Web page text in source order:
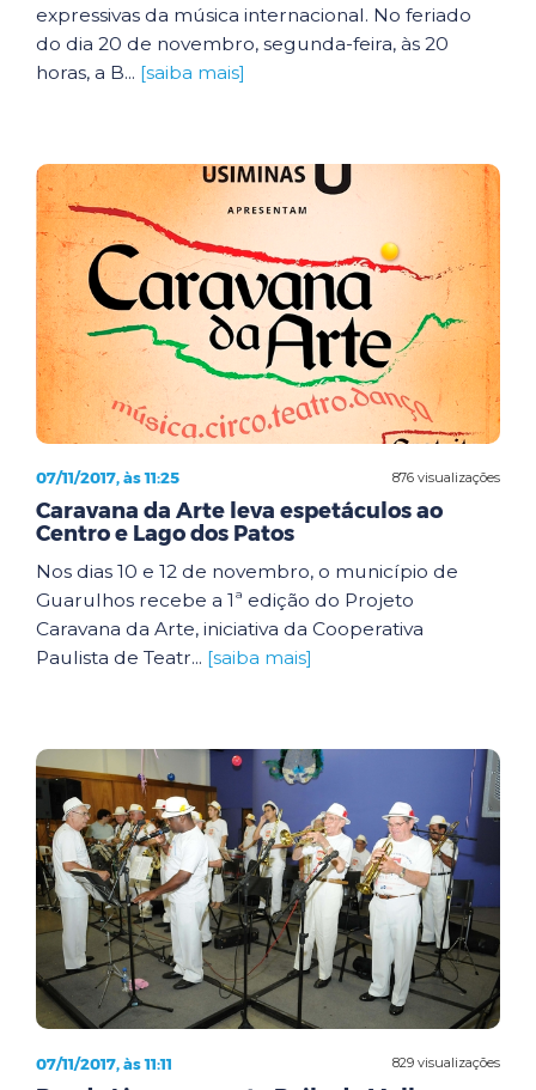
expressivas da música internacional. No feriado
do dia 20 de novembro, segunda-feira, às 20
horas, a B... [saiba mais]
876 visualizações
07/11/2017, às 11:25
Caravana da Arte leva espetáculos ao
Centro e Lago dos Patos
Nos dias 10 e 12 de novembro, o município de
Guarulhos recebe a 1ª edição do Projeto
Caravana da Arte, iniciativa da Cooperativa
Paulista de Teatr... [saiba mais]
829 visualizações
07/11/2017, às 11:11